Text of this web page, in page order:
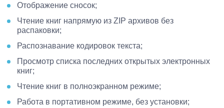
Отображение сносок;
Чтение книг напрямую из ZIP архивов без
распаковки;
Распознавание кодировок текста;
Просмотр списка последних открытых электронных
книг;
Чтение книг в полноэкранном режиме;
Работа в портативном режиме, без установки;